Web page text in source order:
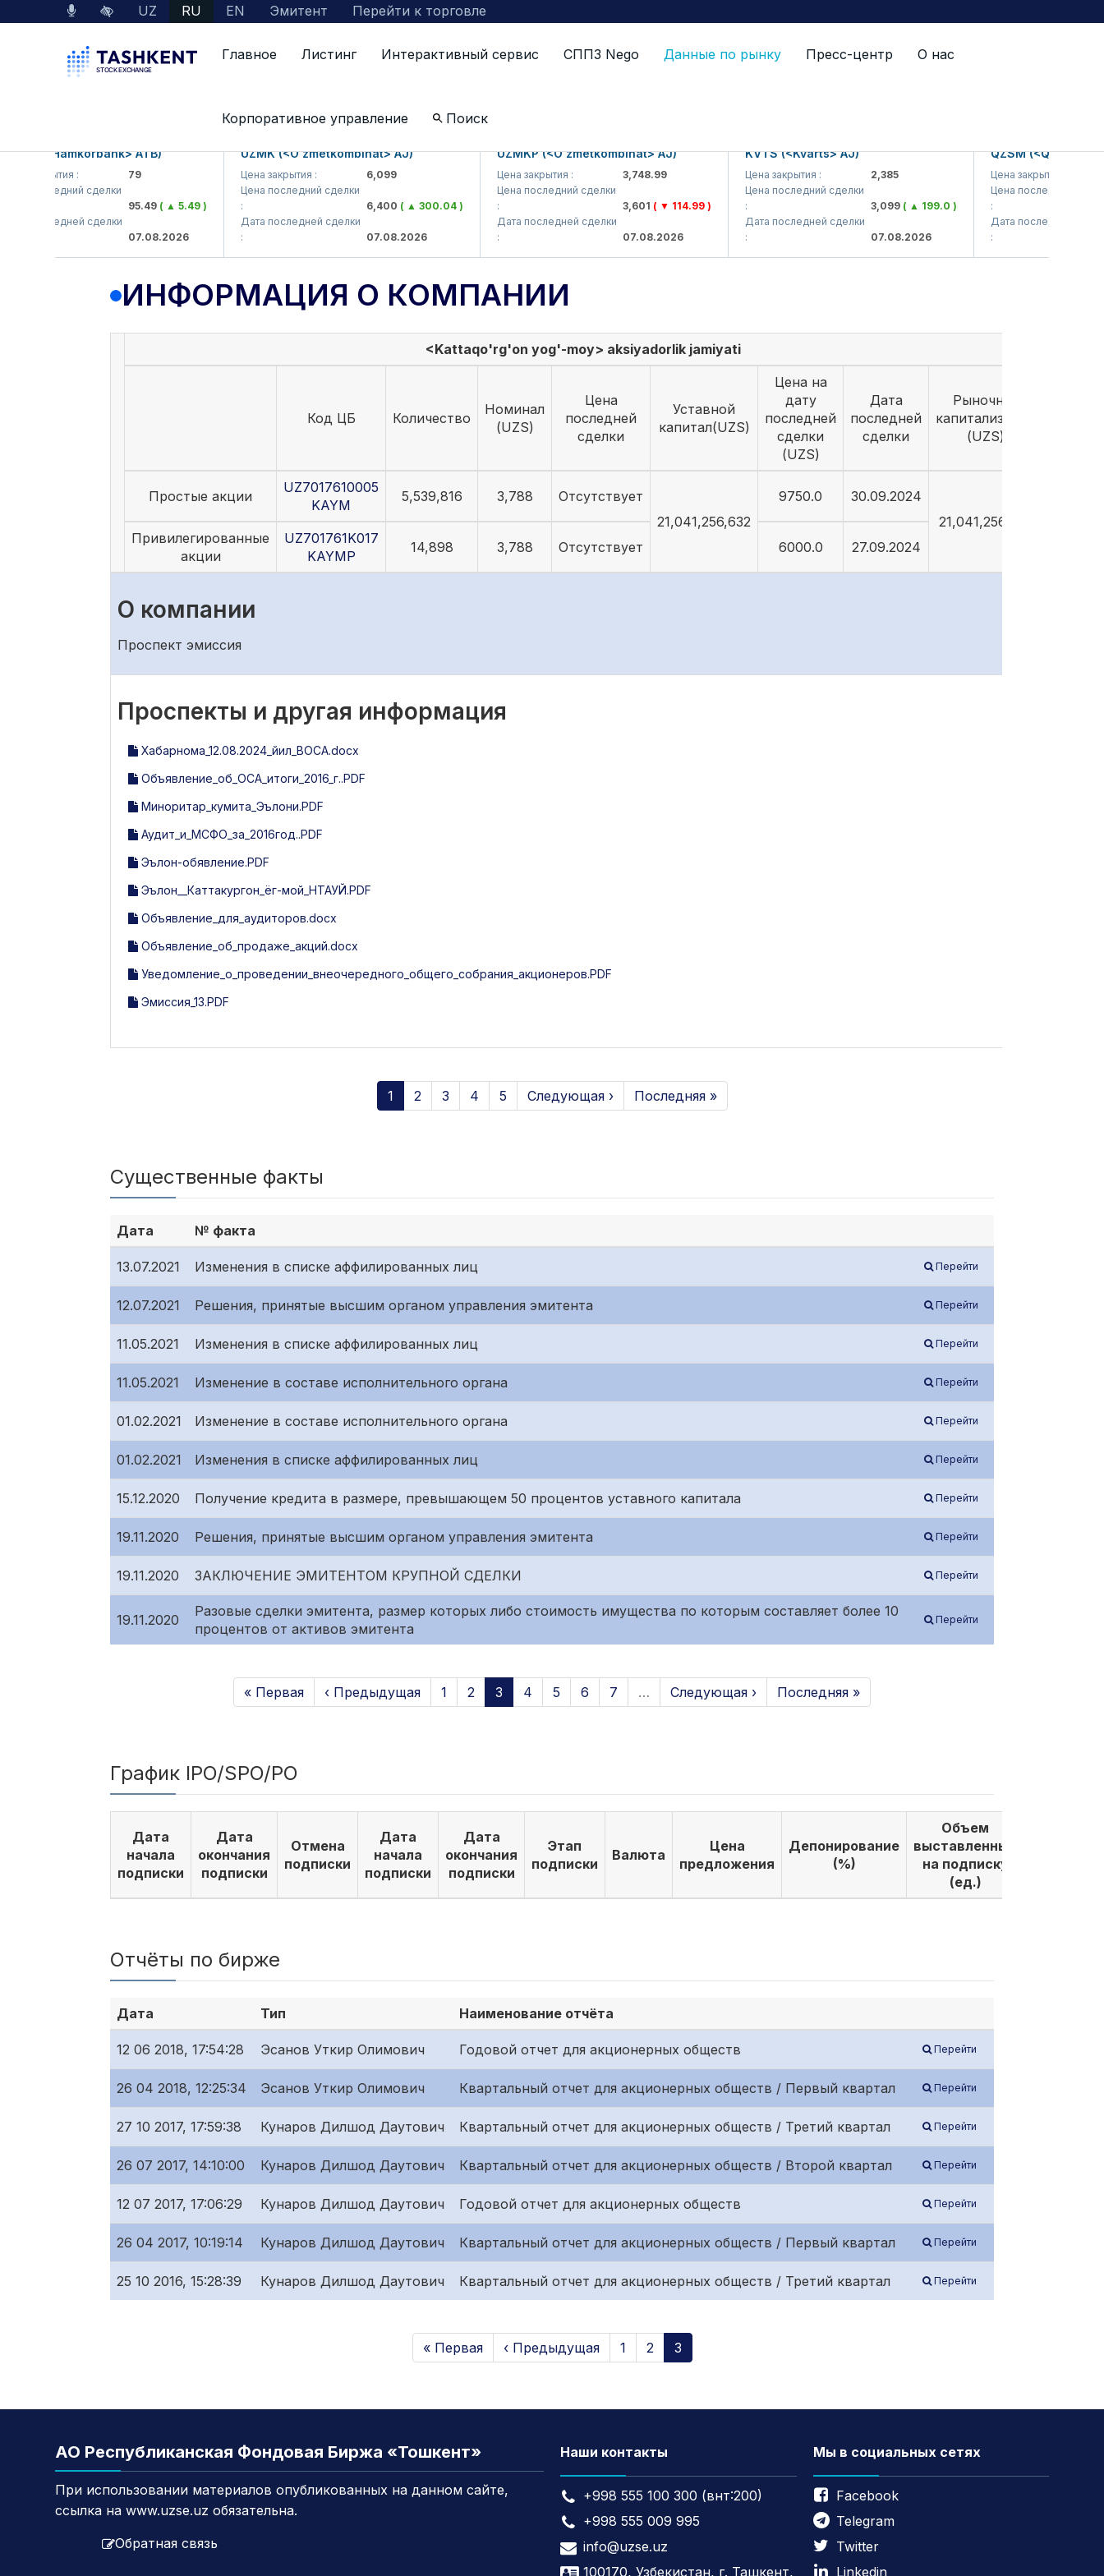
UZ RU EN Эмитент Перейти к торговле
Главное Листинг Интерактивный сервис СППЗ Nego Данные по рынку Пресс-центр О нас
Корпоративное управление Поиск
Информация о компании
(<Hamkorbank> ATB)
закрытия :
последний сделки
95.49( ▲ 5.49 )
последней сделки
07.08.2026
UZMK (<O'zmetkombinat> AJ)
Цена закрытия :
6,099
Цена последний сделки
6,400( ▲ 300.04 )
Дата последней сделки
07.08.2026
UZMKP (<O'zmetkombinat> AJ)
Цена закрытия :
3,748.99
Цена последний сделки
3,601( ▼ 114.99 )
Дата последней сделки
07.08.2026
KVTS (<Kvarts> AJ)
Цена закрытия :
2,385
Цена последний сделки
3,099( ▲ 199.0 )
Дата последней сделки
07.08.2026
QZSM
Цена закрытия :
Цена последний сделки
Дата последней сделки
ИНФОРМАЦИЯ О КОМПАНИИ
<Kattaqo'rg'on yog'-moy> aksiyadorlik jamiyati
Код ЦБ Количество
Номинал
(UZS)
Цена
последней
сделки
Уставной
капитал(UZS)
Цена на
дату
последней
сделки
(UZS)
Дата
последней
сделки
Рыночная
капитализация
(UZS)
Простые акции
UZ7017610005
KAYM
5,539,816 3,788
Отсутствует
21,041,256,632
9750.0
30.09.2024
21,041,256,632
Привилегированные
акции
UZ701761K017
KAYMP
14,898 3,788 Отсутствует 6000.0 27.09.2024
О компании
Проспект эмиссия
Проспекты и другая информация
Хабарнома_12.08.2024_йил_ВОСА.docx
Объявление_об_ОСА_итоги_2016_г..PDF
Миноритар_кумита_Эълони.PDF
Аудит_и_МСФО_за_2016год..PDF
Эълон-обявление.PDF
Эълон__Каттакургон_ёг-мой_НТАУЙ.PDF
Объявление_для_аудиторов.docx
Объявление_об_продаже_акций.docx
Уведомление_о_проведении_внеочередного_общего_собрания_акционеров.PDF
Эмиссия_13.PDF
1 2 3 4 5 Следующая › Последняя »
Существенные факты
Дата № факта
13.07.2021 Изменения в списке аффилированных лиц Перейти
12.07.2021 Решения, принятые высшим органом управления эмитента Перейти
11.05.2021 Изменения в списке аффилированных лиц Перейти
11.05.2021 Изменение в составе исполнительного органа Перейти
01.02.2021 Изменение в составе исполнительного органа Перейти
01.02.2021 Изменения в списке аффилированных лиц Перейти
15.12.2020 Получение кредита в размере, превышающем 50 процентов уставного капитала Перейти
19.11.2020 Решения, принятые высшим органом управления эмитента Перейти
19.11.2020 ЗАКЛЮЧЕНИЕ ЭМИТЕНТОМ КРУПНОЙ СДЕЛКИ Перейти
19.11.2020
Разовые сделки эмитента, размер которых либо стоимость имущества по которым составляет более 10
процентов от активов эмитента
Перейти
« Первая ‹ Предыдущая 1 2 3 4 5 6 7 … Следующая › Последняя »
График IPO/SPO/PO
Дата
начала
подписки
Дата
окончания
подписки
Отмена
подписки
Дата
начала
подписки
Дата
окончания
подписки
Этап
подписки
Валюта
Цена
предложения
Депонирование
(%)
Объем
выставленных
на подписку
(ед.)
Отчёты по бирже
Дата Тип Наименование отчёта
12 06 2018, 17:54:28 Эсанов Уткир Олимович Годовой отчет для акционерных обществ Перейти
26 04 2018, 12:25:34 Эсанов Уткир Олимович Квартальный отчет для акционерных обществ / Первый квартал Перейти
27 10 2017, 17:59:38 Кунаров Дилшод Даутович Квартальный отчет для акционерных обществ / Третий квартал Перейти
26 07 2017, 14:10:00 Кунаров Дилшод Даутович Квартальный отчет для акционерных обществ / Второй квартал Перейти
12 07 2017, 17:06:29 Кунаров Дилшод Даутович Годовой отчет для акционерных обществ Перейти
26 04 2017, 10:19:14 Кунаров Дилшод Даутович Квартальный отчет для акционерных обществ / Первый квартал Перейти
25 10 2016, 15:28:39 Кунаров Дилшод Даутович Квартальный отчет для акционерных обществ / Третий квартал Перейти
« Первая ‹ Предыдущая 1 2 3
АО Республиканская Фондовая Биржа «Тошкент»
При использовании материалов опубликованных на данном сайте,
ссылка на www.uzse.uz обязательна.
Обратная связь
Наши контакты
+998 555 100 300 (внт:200)
+998 555 009 995
info@uzse.uz
100170, Узбекистан, г. Ташкент,
Мы в социальных сетях
Facebook
Telegram
Twitter
Linkedin